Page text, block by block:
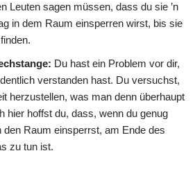
Leuten sagen müssen, dass du sie ’n
in dem Raum einsperren wirst, bis sie
Du hast ein Problem vor dir,
verstanden hast. Du versuchst,
herzustellen, was man denn überhaupt
hier hoffst du, dass, wenn du genug
den Raum einsperrst, am Ende des
zu tun ist.